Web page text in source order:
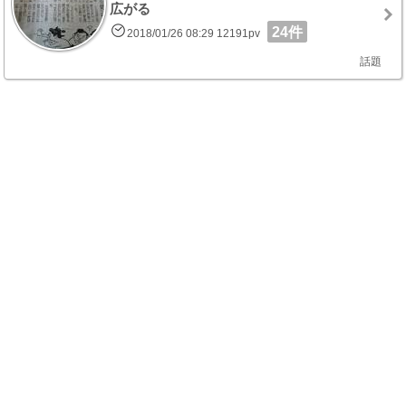
広がる
2018/01/26 08:29 12191pv 24件
話題